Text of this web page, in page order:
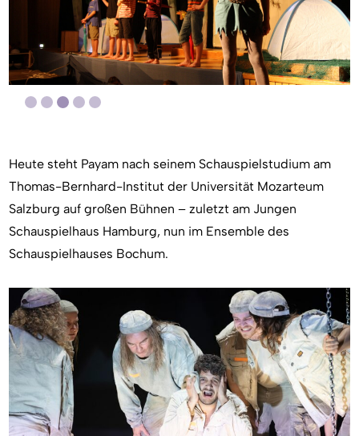
Heute steht Payam nach seinem Schauspielstudium am
Thomas-Bernhard-Institut der Universität Mozarteum
Salzburg auf großen Bühnen – zuletzt am Jungen
Schauspielhaus Hamburg, nun im Ensemble des
Schauspielhauses Bochum.